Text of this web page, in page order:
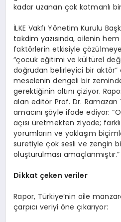
kadar uzanan çok katmanlı
İLKE Vakfı Yönetim Kurulu
takdim yazısında, ailenin
faktörlerin etkisiyle
“çocuk eğitimi ve kültürel
doğrudan belirleyici bir aktör”
meselenin dengeli bir
gerektiğinin altını çiziyor.
alan editör Prof. Dr. Ramazan
amacını şöyle ifade ediyor:
açısı üretmekten ziyade;
yorumların ve yaklaşım
suretiyle çok sesli ve zengin
oluşturulması amaçlanmıştır.”
Dikkat çeken veriler
Rapor, Türkiye’nin aile
çarpıcı veriyi öne çıkarıyor: